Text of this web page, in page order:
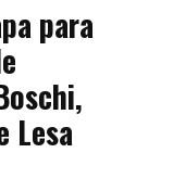
para
Lesa